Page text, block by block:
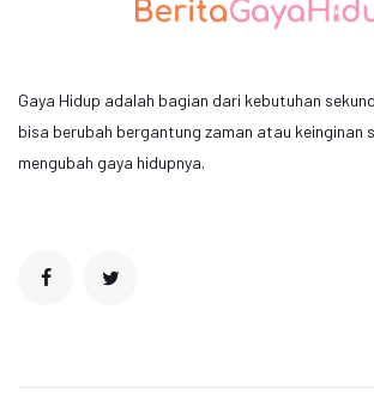
Gaya Hidup adalah bagian dari kebutuhan
bisa berubah bergantung zaman atau keinginan
mengubah gaya hidupnya.